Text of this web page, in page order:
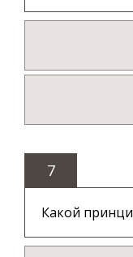
7
Какой